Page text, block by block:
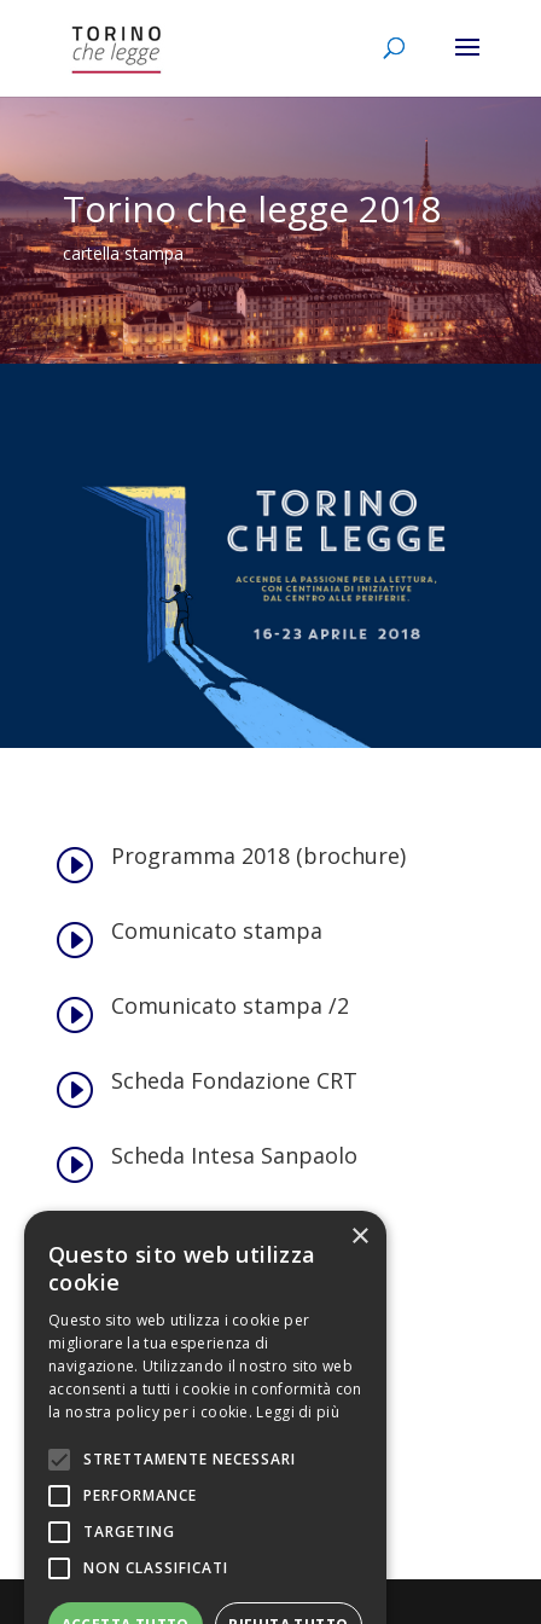
Torino che legge 2018
cartella stampa
I Programma 2018 (brochure)
I Comunicato stampa
I Comunicato stampa /2
I Scheda Fondazione CRT
I Scheda Intesa Sanpaolo
I Scheda Torino Rete Libri
I
I Loghi
I Materiali promozionali
×
Questo sito web utilizza
cookie
Questo sito web utilizza i cookie per
migliorare la tua esperienza di
navigazione. Utilizzando il nostro sito web
acconsenti a tutti i cookie in conformità con
la nostra policy per i cookie. Leggi di più
STRETTAMENTE NECESSARI
PERFORMANCE
TARGETING
NON CLASSIFICATI